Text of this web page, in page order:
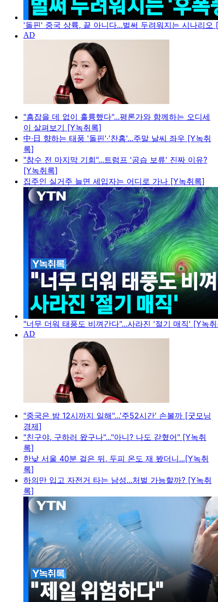
'돌핀' 중국 상륙, 끝 아니다...벌써 두려워지는 시나리오
"흠잡을 데 없이 훌륭했다"...평론가와 함께하는 오디세
이 살펴보기 [Y녹취록]
中·日 향하는 태풍 '돌핀'·'찬홈'...주말 날씨 좌우 [Y녹취
록]
"참수 전 마지막 기회"...트럼프 '공습 보류' 진짜 이유?
[Y녹취록]
집주인 실거주 늘면 세입자는 어디로 가나 [Y녹취록]
"너무 더워 태풍도 비껴간다"...사라진 '절기 매직' [Y녹
"중국은 밤 12시까지 일해"...'주52시간' 손볼까 [굿모닝
경제]
"친구야, 구하러 왔구나"..."아니? 나도 갇혔어" [Y녹취
록]
한낮 서울 40분 걸은 뒤, 두피 온도 재 봤더니...[Y녹취
록]
하의만 입고 자전거 타는 남성...처벌 가능할까? [Y녹취
록]